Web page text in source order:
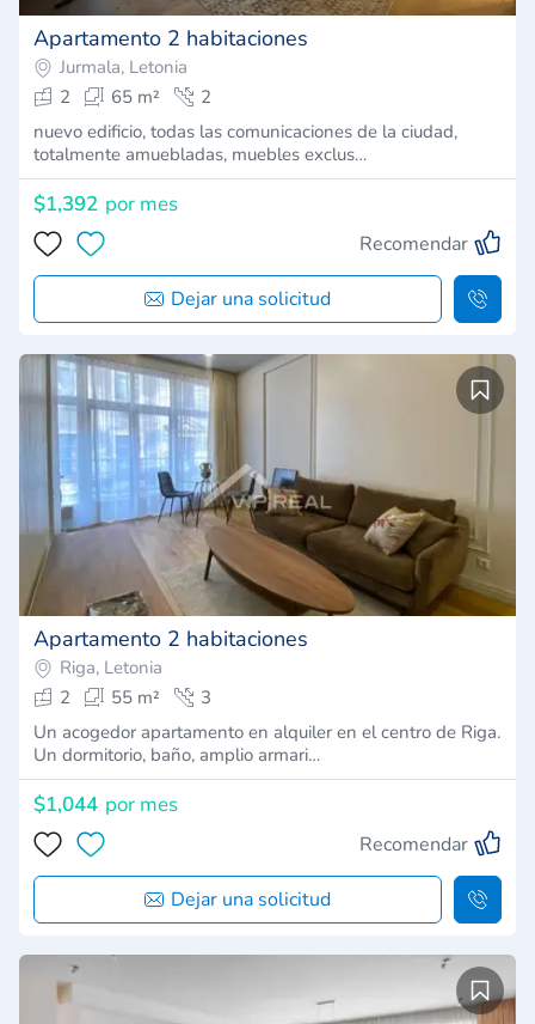
Apartamento 2 habitaciones
Jurmala, Letonia
2
65 m²
2
nuevo edificio, todas las comunicaciones de la ciudad,
totalmente amuebladas, muebles exclus…
$1,392 por mes
Recomendar
Dejar una solicitud
Apartamento 2 habitaciones
Riga, Letonia
2
55 m²
3
Un acogedor apartamento en alquiler en el centro de Riga.
Un dormitorio, baño, amplio armari…
$1,044 por mes
Recomendar
Dejar una solicitud